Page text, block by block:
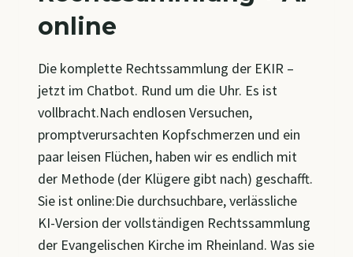
online
Die komplette Rechtssammlung der EKIR –
jetzt im Chatbot. Rund um die Uhr. Es ist
vollbracht.Nach endlosen Versuchen,
promptverursachten Kopfschmerzen und ein
paar leisen Flüchen, haben wir es endlich mit
der Methode (der Klügere gibt nach) geschafft.
Sie ist online:Die durchsuchbare, verlässliche
KI-Version der vollständigen Rechtssammlung
der Evangelischen Kirche im Rheinland. Was sie